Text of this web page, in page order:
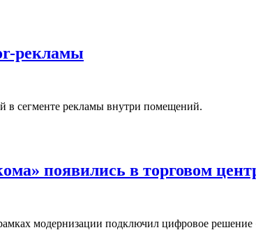
рекламы
в сегменте рекламы внутри помещений.
появились в торговом
модернизации подключил цифровое решение